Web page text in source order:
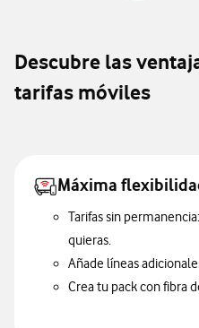
Descubre las
tarifas móviles
Máxima
Tarifas sin
quieras.
Añade líneas
Crea tu pack con fibra